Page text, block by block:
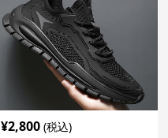
¥2,800 (税込)